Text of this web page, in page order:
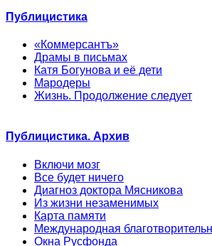
Публицистика
«Коммерсантъ»
Драмы в письмах
Катя Богунова и её дети
Мародеры
Жизнь. Продолжение следует
Публицистика. Архив
Включи мозг
Все будет ничего
Диагноз доктора Мясникова
Из жизни незаменимых
Карта памяти
Международная
Окна Русфонда